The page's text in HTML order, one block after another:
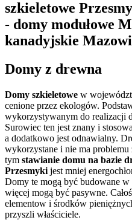
szkieletowe
- domy modułowe
kanadyjskie
Domy z drewna
Domy szkieletowe w
cenione przez ekologów.
wykorzystywanym do realizacji
Surowiec ten jest znany i
a dodatkowo jest odnawialny.
wykorzystane i nie ma
tym stawianie domu na bazie
Przesmyki jest mniej
Domy te mogą być budowane w
więcej mogą być pasywne.
elementow i środków
przyszli właściciele.